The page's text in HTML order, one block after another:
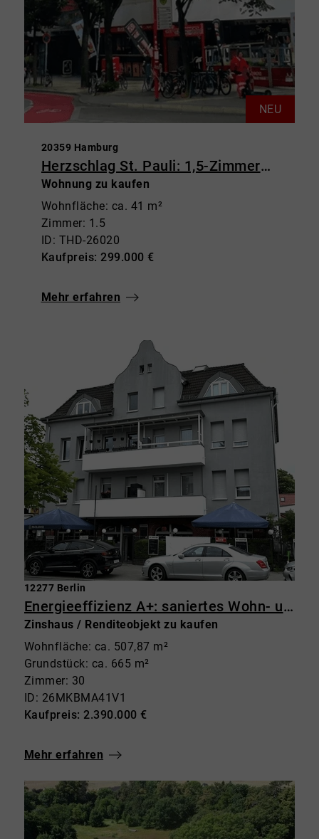
NEU
20359 Hamburg
Herzschlag St. Pauli: 1,5-Zimmerwohnung mit Balkon & Weitblick
Wohnung zu kaufen
Wohnfläche: ca. 41 m²
Zimmer: 1.5
ID: THD-26020
Kaufpreis: 299.000 €
Mehr erfahren
12277 Berlin
Energieeffizienz A+: saniertes Wohn- und Geschäftshaus in Marienfelde
Zinshaus / Renditeobjekt zu kaufen
Wohnfläche: ca. 507,87 m²
Grundstück: ca. 665 m²
Zimmer: 30
ID: 26MKBMA41V1
Kaufpreis: 2.390.000 €
Mehr erfahren